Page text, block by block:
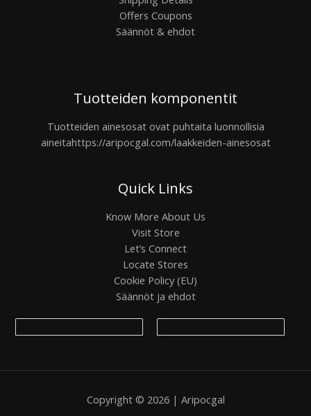
Offers Coupons
Säännöt & ehdot
Tuotteiden komponentit
Tuotteiden ainesosat ovat puhtaita luonnollisia
aineitahttps://aripocgal.com/laakkeiden-ainesosat
Quick Links
Know More About Us
Visit Store
Let’s Connect
Locate Stores
Cookie Policy (EU)
Säännöt ja ehdot
Copyright © 2026 | Aripocgal